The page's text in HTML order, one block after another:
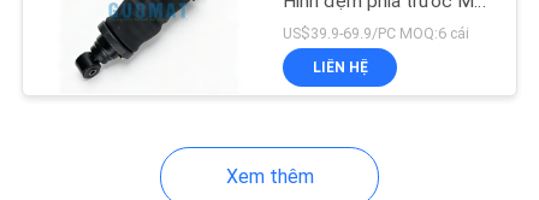
Lò xo
hấp thụ sốc không khí
US$39.9-69.9/PC MOQ:6 cái
LIÊN HỆ
Xem thêm